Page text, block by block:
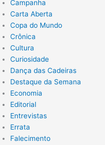
Campanha
Carta Aberta
Copa do Mundo
Crônica
Cultura
Curiosidade
Dança das Cadeiras
Destaque da Semana
Economia
Editorial
Entrevistas
Errata
Falecimento